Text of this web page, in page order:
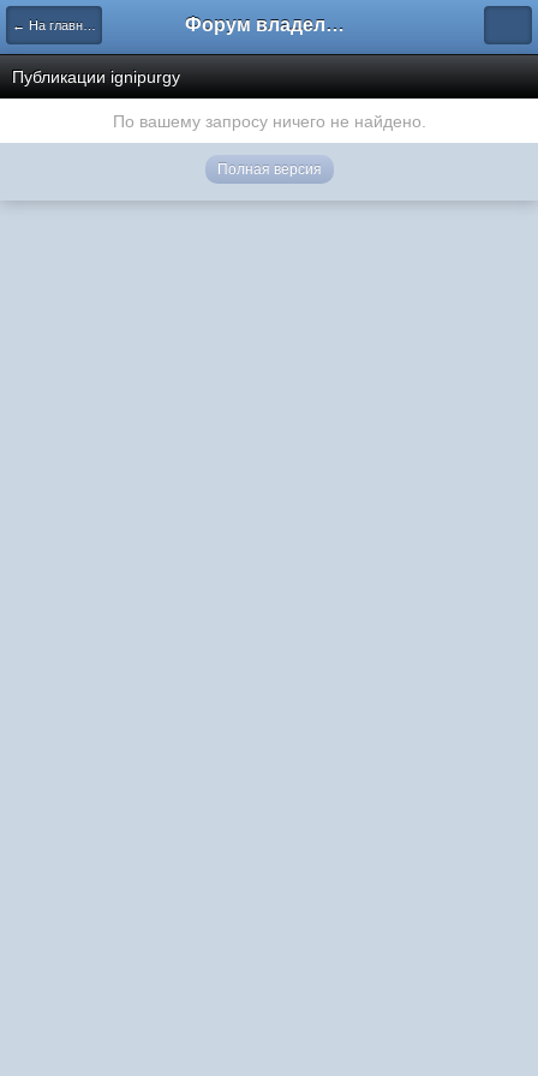
← На главную Форум владельцев интернет-магазинов
Публикации ignipurgy
По вашему запросу ничего не найдено.
Полная версия